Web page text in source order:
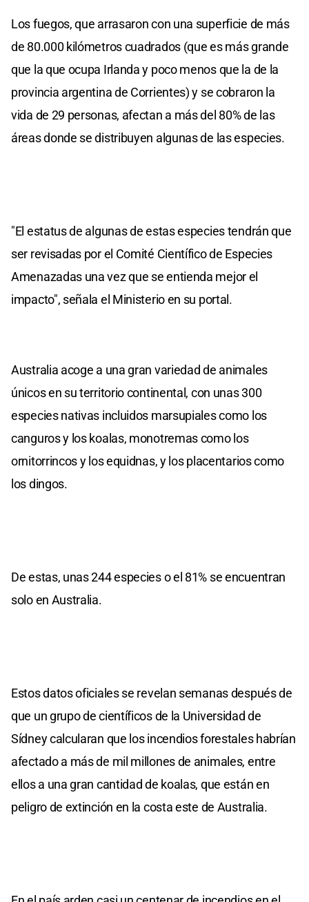
Los fuegos, que arrasaron con una superficie de más
de 80.000 kilómetros cuadrados (que es más grande
que la que ocupa Irlanda y poco menos que la de la
provincia argentina de Corrientes) y se cobraron la
vida de 29 personas, afectan a más del 80% de las
áreas donde se distribuyen algunas de las especies.
"El estatus de algunas de estas especies tendrán que
ser revisadas por el Comité Científico de Especies
Amenazadas una vez que se entienda mejor el
impacto", señala el Ministerio en su portal.
Australia acoge a una gran variedad de animales
únicos en su territorio continental, con unas 300
especies nativas incluidos marsupiales como los
canguros y los koalas, monotremas como los
ornitorrincos y los equidnas, y los placentarios como
los dingos.
De estas, unas 244 especies o el 81% se encuentran
solo en Australia.
Estos datos oficiales se revelan semanas después de
que un grupo de científicos de la Universidad de
Sídney calcularan que los incendios forestales habrían
afectado a más de mil millones de animales, entre
ellos a una gran cantidad de koalas, que están en
peligro de extinción en la costa este de Australia.